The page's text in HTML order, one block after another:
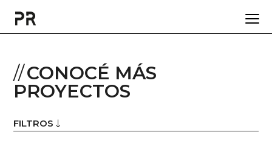
CONOCÉ MÁS
PROYECTOS
FILTROS